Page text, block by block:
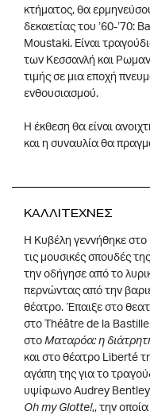
κτήματος, θα
δεκαετίας του ’60-’70:
Moustaki. Είναι
των Κεσσανλή και
τιμής σε μια εποχή
ενθουσιασμού.
Η έκθεση θα είναι
και η συναυλία θα
ΚΑΛΛΙΤΕΧΝΕΣ
Η Κυβέλη γεννήθηκε
τις μουσικές σπουδές
την οδήγησε από το
περνώντας από την
θέατρο. Έπαιξε στο
στο Théâtre de la
στο Ματαρόα: η
και στο θέατρο Liberté
αγάπη της για το
υψίφωνο Audrey
Oh my Glotte!,, την